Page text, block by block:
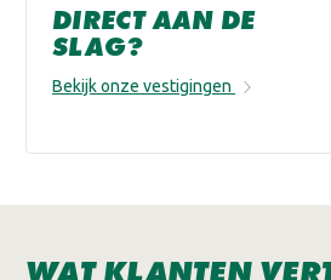
DIRECT AAN DE
SLAG?
Bekijk onze vestigingen
WAT KLANTEN